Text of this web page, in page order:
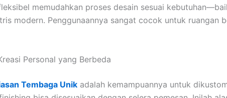
memudahkan proses desain sesuai
modern. Penggunaannya sangat cocok untuk ruangan
Personal yang Berbeda
Tembaga Unik adalah kemampuannya untuk